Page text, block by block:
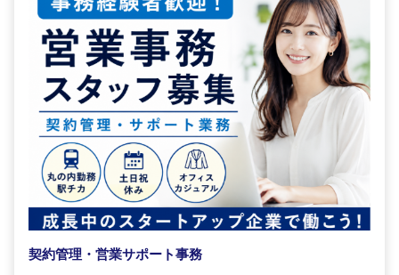
契約管理・営業サポート事務